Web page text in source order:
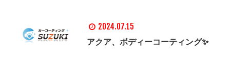
2024.07.15
アクア、ボディーコーティング✨